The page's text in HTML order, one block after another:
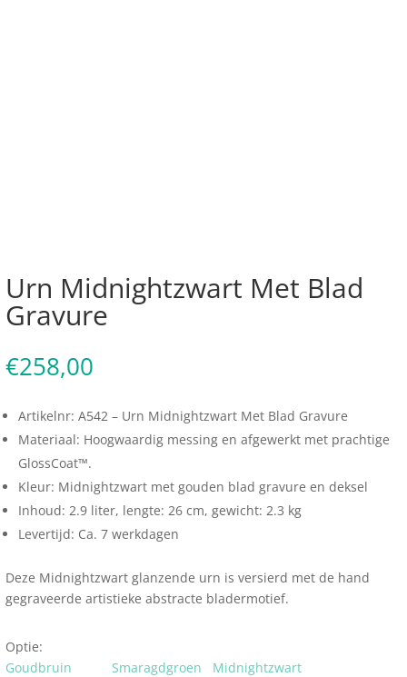
Urn Midnightzwart Met Blad
Gravure
€258,00
Artikelnr: A542 – Urn Midnightzwart Met Blad Gravure
Materiaal: Hoogwaardig messing en afgewerkt met prachtige
GlossCoat™.
Kleur: Midnightzwart met gouden blad gravure en deksel
Inhoud: 2.9 liter, lengte: 26 cm, gewicht: 2.3 kg
Levertijd: Ca. 7 werkdagen
Deze Midnightzwart glanzende urn is versierd met de hand
gegraveerde artistieke abstracte bladermotief.
Optie:
Goudbruin
Smaragdgroen Midnightzwart